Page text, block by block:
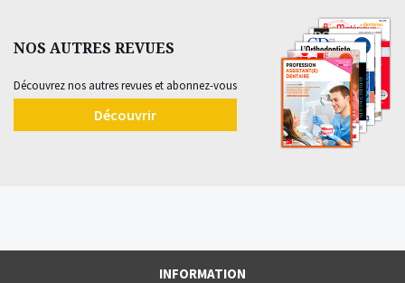
NOS AUTRES REVUES
Découvrez nos autres revues et abonnez-vous
Découvrir
INFORMATION